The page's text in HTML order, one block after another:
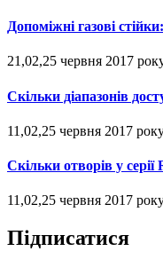
Допоміжні газові
21,02,25 червня 2017
Скільки діапазонів
11,02,25 червня 2017
Скільки отворів у серії
11,02,25 червня 2017
Підписатися